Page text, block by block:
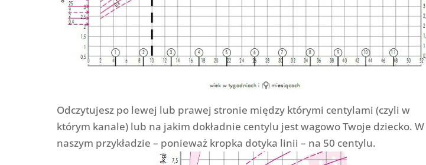
Odczytujesz po lewej lub prawej stronie między którymi centylami (czyli w
którym kanale) lub na jakim dokładnie centylu jest wagowo Twoje dziecko. W
naszym przykładzie – ponieważ kropka dotyka linii – na 50 centylu.